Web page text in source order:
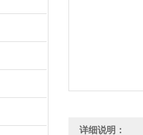
详细说明：